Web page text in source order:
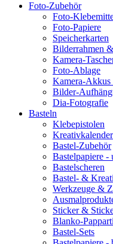
Foto-Zubehör
Foto-
Foto-Papiere
Speicherkarten
Bilderrahmen
Kamera-
Foto-Ablage
Kamera-Akkus
Bilder-
Dia-Fotografie
Basteln
Klebepistolen
Kreativkalender
Bastel-Zubehör
Bastelpapiere -
Bastelscheren
Bastel- &
Werkzeuge &
Sticker &
Blanko-
Bastel-Sets